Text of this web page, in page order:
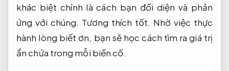
khác biệt chính là cách bạn đối diện và phản
ứng với chúng. Tương thích tốt. Nhờ việc thực
hành lòng biết ơn, bạn sẽ học cách tìm ra giá trị
ẩn chứa trong mỗi biến cố.